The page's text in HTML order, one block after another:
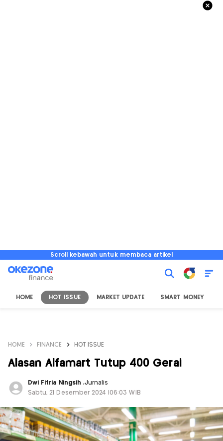
Scroll kebawah untuk membaca artikel
HOME HOT ISSUE MARKET UPDATE SMART MONEY
HOME FINANCE HOT ISSUE
Alasan Alfamart Tutup 400 Gerai
Dwi Fitria Ningsih ,Jurnalis
Sabtu, 21 Desember 2024 |06:03 WIB